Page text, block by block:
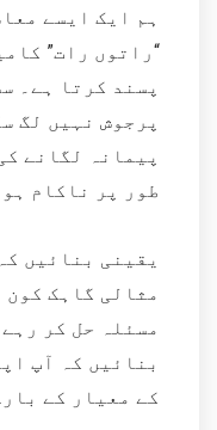
ہم ایک ایسے
“راتوں رات”
پسند کرتا ہے۔
پرجوش نہیں لگ
پیمانہ لگانے
طور پر ناکام
یقینی بنائیں
مثالی گاہک کون
مسئلہ حل کر
بنائیں کہ آپ
کے معیار کے